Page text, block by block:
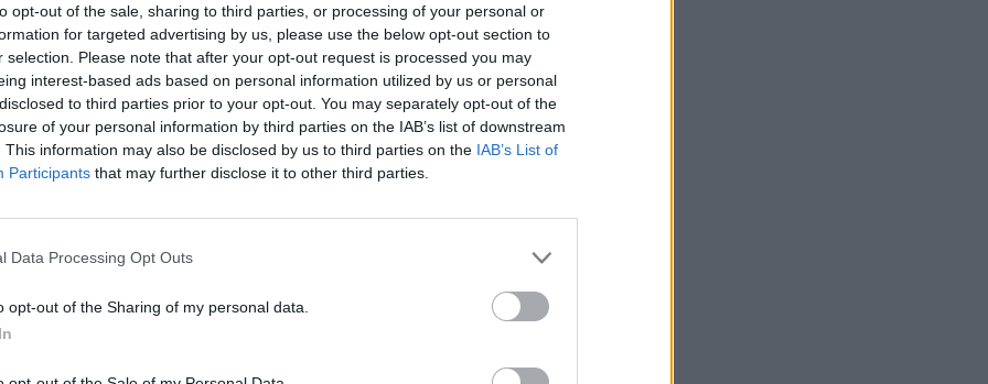
opt-out of the sale, sharing to third parties, or processing of your personal or
for targeted advertising by us, please use the below opt-out section to
selection. Please note that after your opt-out request is processed you may
interest-based ads based on personal information utilized by us or personal
to third parties prior to your opt-out. You may separately opt-out of the
of your personal information by third parties on the IAB’s list of downstream
This information may also be disclosed by us to third parties on the IAB’s List of
Participants that may further disclose it to other third parties.
Data Processing Opt Outs
opt-out of the Sharing of my personal data.